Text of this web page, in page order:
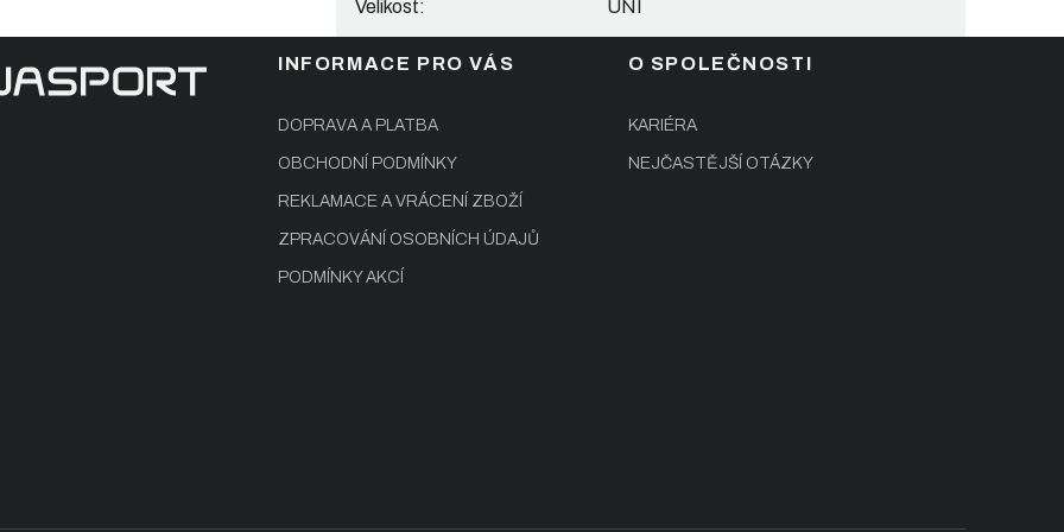
Velikost: UNI
INFORMACE PRO VÁS
DOPRAVA A PLATBA
OBCHODNÍ PODMÍNKY
REKLAMACE A VRÁCENÍ ZBOŽÍ
ZPRACOVÁNÍ OSOBNÍCH ÚDAJŮ
PODMÍNKY AKCÍ
O SPOLEČNOSTI
KARIÉRA
NEJČASTĚJŠÍ OTÁZKY